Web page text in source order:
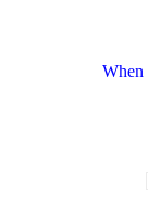
When